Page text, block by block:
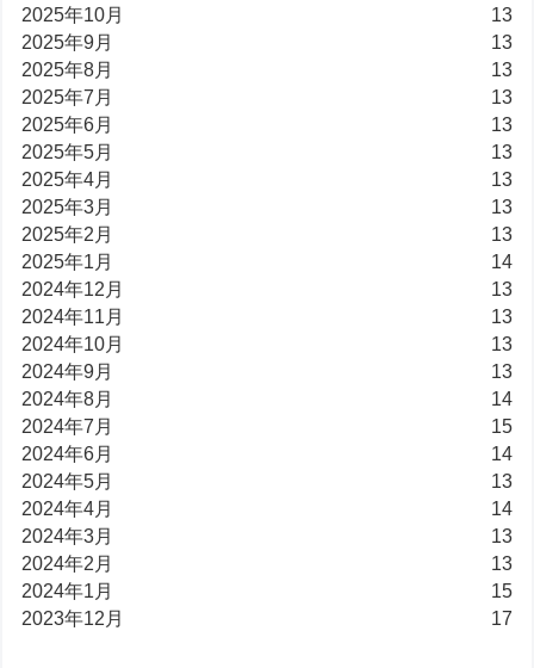
2025年10月
13
2025年9月
13
2025年8月
13
2025年7月
13
2025年6月
13
2025年5月
13
2025年4月
13
2025年3月
13
2025年2月
13
2025年1月
14
2024年12月
13
2024年11月
13
2024年10月
13
2024年9月
13
2024年8月
14
2024年7月
15
2024年6月
14
2024年5月
13
2024年4月
14
2024年3月
13
2024年2月
13
2024年1月
15
2023年12月
17